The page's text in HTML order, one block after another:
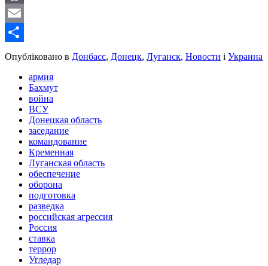
WordPress
Email
Share
Опубліковано в Донбасс, Донецк, Луганск, Новости і Украина
армия
Бахмут
война
ВСУ
Донецкая область
заседание
командование
Кременная
Луганская область
обеспечение
оборона
подготовка
разведка
российская агрессия
Россия
ставка
террор
Угледар